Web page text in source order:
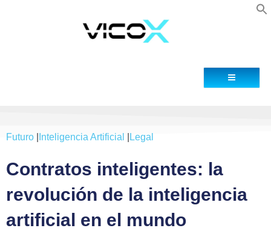
Futuro Inteligencia Artificial Legal
Contratos inteligentes: la
revolución de la inteligencia
artificial en el mundo